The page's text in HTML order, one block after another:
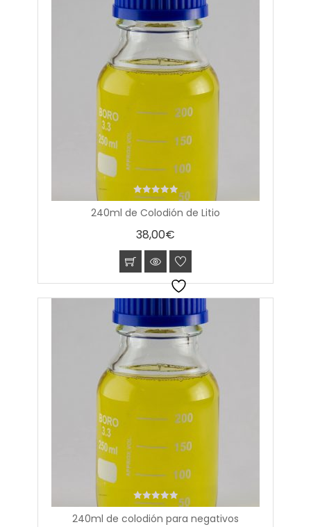
240ml de Colodión de Litio
0
out
538,00€
240ml de colodión para negativos
0
out